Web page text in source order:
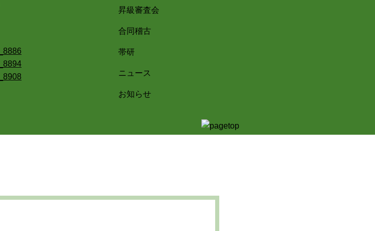
昇級審査会
合同稽古
帯研
ニュース
お知らせ